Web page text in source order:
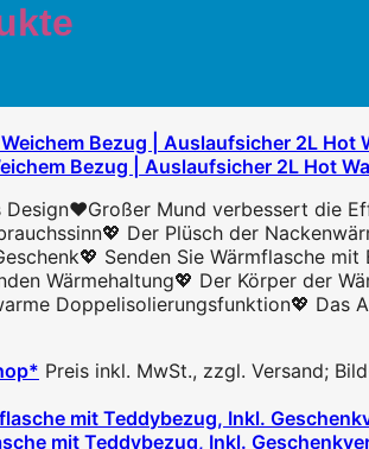
Bezug | Auslaufsicher 2L Hot
Design❤️Großer Mund verbessert die
Der Plüsch der
Senden Sie Wärmflasche
Wärmehaltung💖 Der Körper der
Doppelisolierungsfunktion💖 Das
Preis inkl. MwSt., zzgl. Versand;
mit Teddybezug, Inkl.